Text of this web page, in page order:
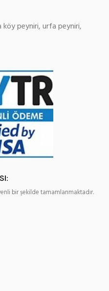
köy peyniri,urfa peyniri,
bir şekilde tamamlanmaktadır.